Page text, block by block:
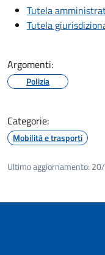
Tutela
Tutela
Argomenti:
Polizia
Categorie:
Mobilità e trasporti
Ultimo aggiornamento: